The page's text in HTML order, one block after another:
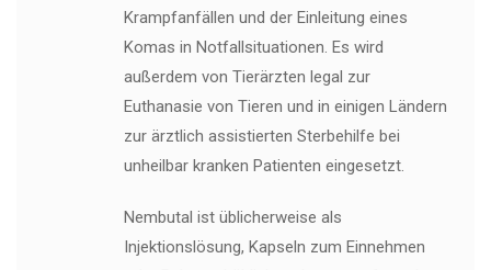
Krampfanfällen und der Einleitung eines
Komas in Notfallsituationen. Es wird
außerdem von Tierärzten legal zur
Euthanasie von Tieren und in einigen Ländern
zur ärztlich assistierten Sterbehilfe bei
unheilbar kranken Patienten eingesetzt.
Nembutal ist üblicherweise als
Injektionslösung, Kapseln zum Einnehmen